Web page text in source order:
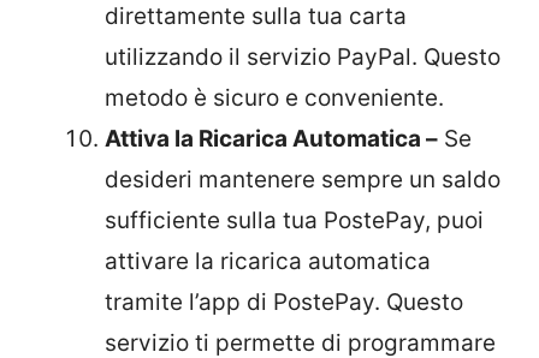
direttamente sulla tua carta
utilizzando il servizio PayPal. Questo
metodo è sicuro e conveniente.
Attiva la Ricarica Automatica – Se
desideri mantenere sempre un saldo
sufficiente sulla tua PostePay, puoi
attivare la ricarica automatica
tramite l’app di PostePay. Questo
servizio ti permette di programmare